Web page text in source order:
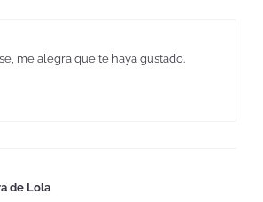
me alegra que te haya gustado.
de Lola